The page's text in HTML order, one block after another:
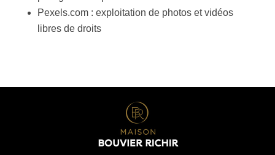
Pexels.com : exploitation de photos et vidéos
libres de droits